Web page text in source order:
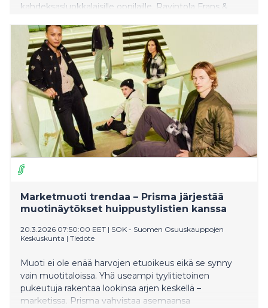
kahdeksasluokkalaisille oppilaille. Ravintola Frans &
finaalissa nähtiin huikeita onnistumisia ja luotiin upeita
menuja Suur-Savon 110-vuotisjuhlavuoden kunniaksi.
Kokkikisan voittajat palkittiin kesätyöpaikoin.
Marketmuoti trendaa – Prisma järjestää
muotinäytökset huippustylistien kanssa
20.3.2026 07:50:00 EET | SOK - Suomen Osuuskauppojen
Keskuskunta | Tiedote
Muoti ei ole enää harvojen etuoikeus eikä se synny
vain muotitaloissa. Yhä useampi tyylitietoinen
pukeutuja rakentaa lookinsa arjen keskellä –
marketissa. Prisma vahvistaa asemaansa